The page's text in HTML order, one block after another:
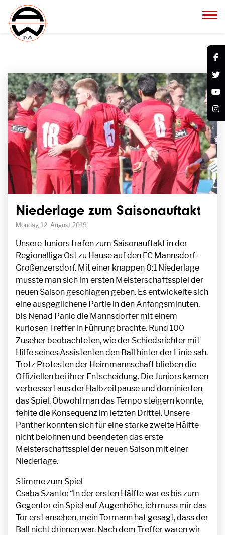
Niederlage zum Saisonauftakt
Monday, 12. August 2019
Unsere Juniors trafen zum Saisonauftakt in der
Regionalliga Ost zu Hause auf den FC Mannsdorf-
Großenzersdorf. Mit einer knappen 0:1 Niederlage
musste man sich im ersten Meisterschaftsspiel der
neuen Saison geschlagen geben. Es entwickelte sich
eine ausgeglichene Partie in den Anfangsminuten,
bis Nenad Panic die Mannsdorfer mit einem
kuriosen Treffer in Führung brachte. Rund 100
Zuseher beobachteten, wie der Schiedsrichter mit
Hilfe seines Assistenten den Ball hinter der Linie sah.
Trotz Protesten der Heimmannschaft blieben die
Offiziellen bei ihrer Entscheidung. Die Juniors kamen
verbessert aus der Halbzeitpause und dominierten
das Spiel. Obwohl man das Tempo steigern konnte,
fehlte die Konsequenz im letzten Drittel. Unsere
Panther konnten sich für eine starke zweite Hälfte
nicht belohnen und beendeten das erste
Meisterschaftsspiel der neuen Saison mit einer
Niederlage.
Stimme zum Spiel
Csaba Szanto: “In der ersten Hälfte war es bis zum
Gegentor ein Spiel auf Augenhöhe, ich muss mir das
Tor erst ansehen, mein Tormann hat gesagt, dass der
Ball nicht drinnen war. Nach dem Treffer waren wir